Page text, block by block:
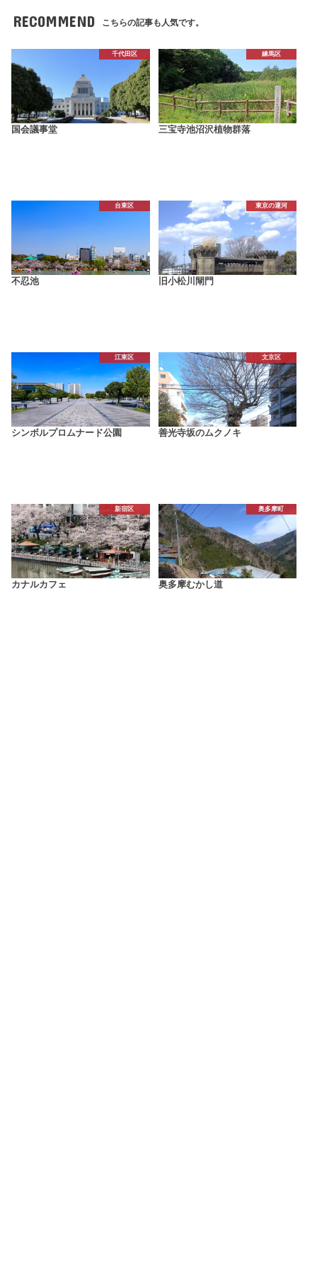
RECOMMEND こちらの記事も人気です。
千代田区
国会議事堂
練馬区
三宝寺池沼沢植物群落
台東区
不忍池
東京の運河
旧小松川閘門
江東区
シンボルプロムナード公園
文京区
善光寺坂のムクノキ
新宿区
カナルカフェ
奥多摩町
奥多摩むかし道